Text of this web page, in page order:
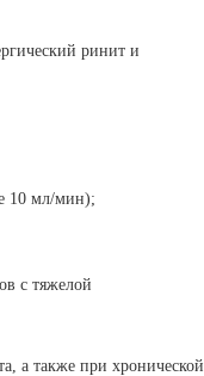
ринит и
10 мл/мин);
с тяжелой
а также при хронической